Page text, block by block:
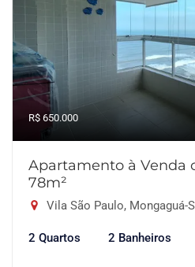
R$ 650.000
Apartamento à Venda
78m²
Vila São Paulo, Mongaguá-
2 Quartos 2 Banheiros